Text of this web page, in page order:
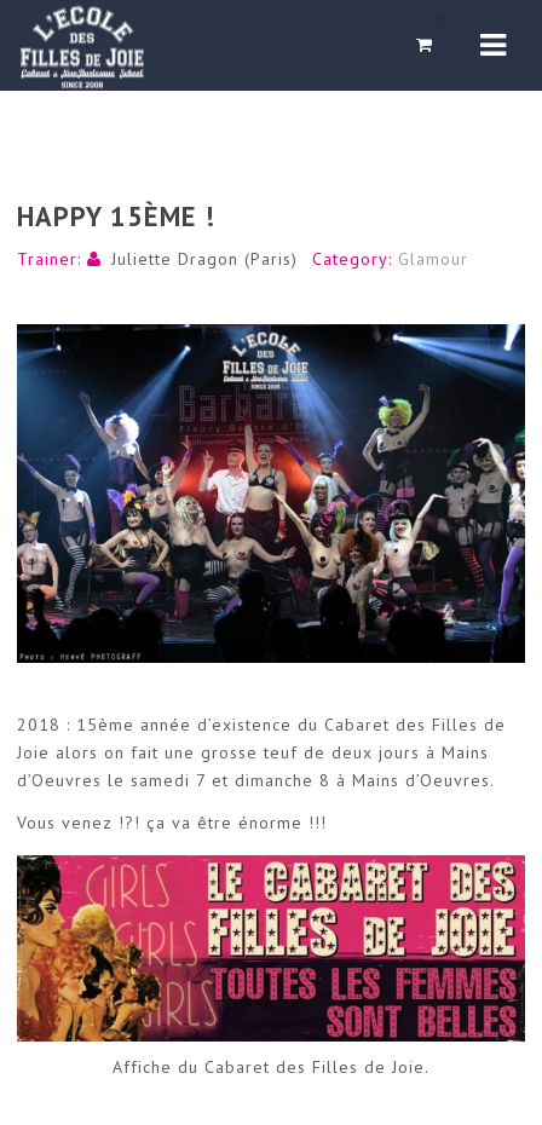
0
HAPPY 15ÈME !
Trainer: Juliette Dragon (Paris) Category: Glamour
2018 : 15ème année d’existence du Cabaret des Filles de
Joie alors on fait une grosse teuf de deux jours à Mains
d’Oeuvres le samedi 7 et dimanche 8 à Mains d’Oeuvres.
Vous venez !?! ça va être énorme !!!
Affiche du Cabaret des Filles de Joie.